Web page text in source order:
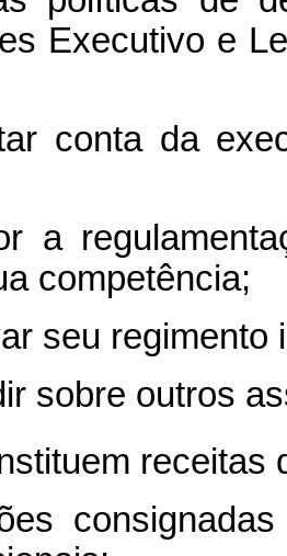
Executivo e
conta da
a
competência;
seu regimento
sobre outros
receitas